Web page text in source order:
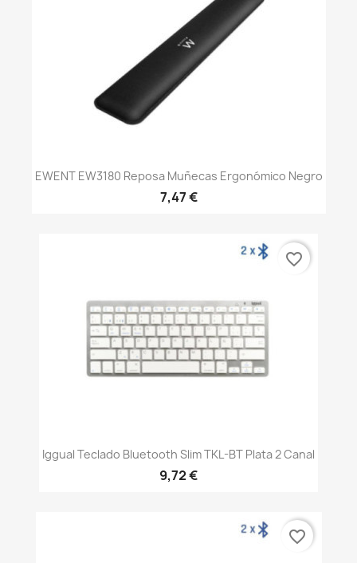
EWENT EW3180 Reposa Muñecas Ergonómico Negro
7,47 €
Iggual Teclado Bluetooth Slim TKL-BT Plata 2 Canal
9,72 €
favorite_border
favorite_border